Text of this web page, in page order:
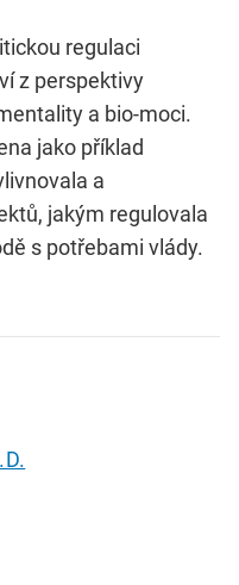
regulaci
z perspektivy
a bio-moci.
jako příklad
a
jakým regulovala
s potřebami vlády.